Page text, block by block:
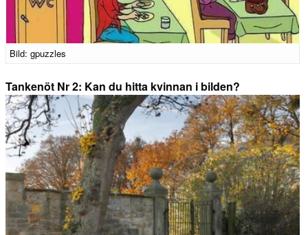
Bild: gpuzzles
Tankenöt Nr 2: Kan du hitta kvinnan i bilden?